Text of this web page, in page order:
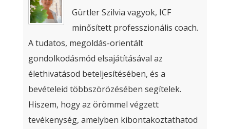
Gürtler Szilvia vagyok, ICF
minősített professzionális coach.
A tudatos, megoldás-orientált
gondolkodásmód elsajátításával az
élethivatásod beteljesítésében, és a
bevételeid többszörözésében segítelek.
Hiszem, hogy az örömmel végzett
tevékenység, amelyben kibontakoztathatod